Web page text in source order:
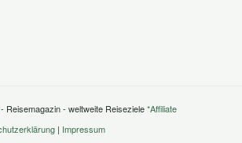
Reisemagazin - weltweite Reiseziele*Affiliate
| Impressum